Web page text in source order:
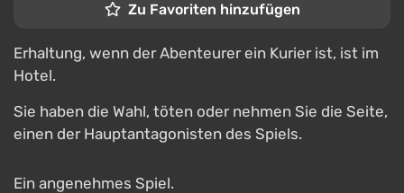
Zu Favoriten hinzufügen
Erhaltung, wenn der Abenteurer ein Kurier ist, ist im
Hotel.
Sie haben die Wahl, töten oder nehmen Sie die Seite,
einen der Hauptantagonisten des Spiels.
Ein angenehmes Spiel.